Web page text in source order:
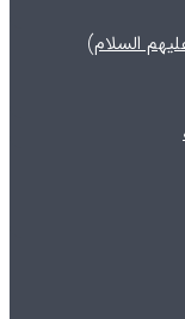
السلام)